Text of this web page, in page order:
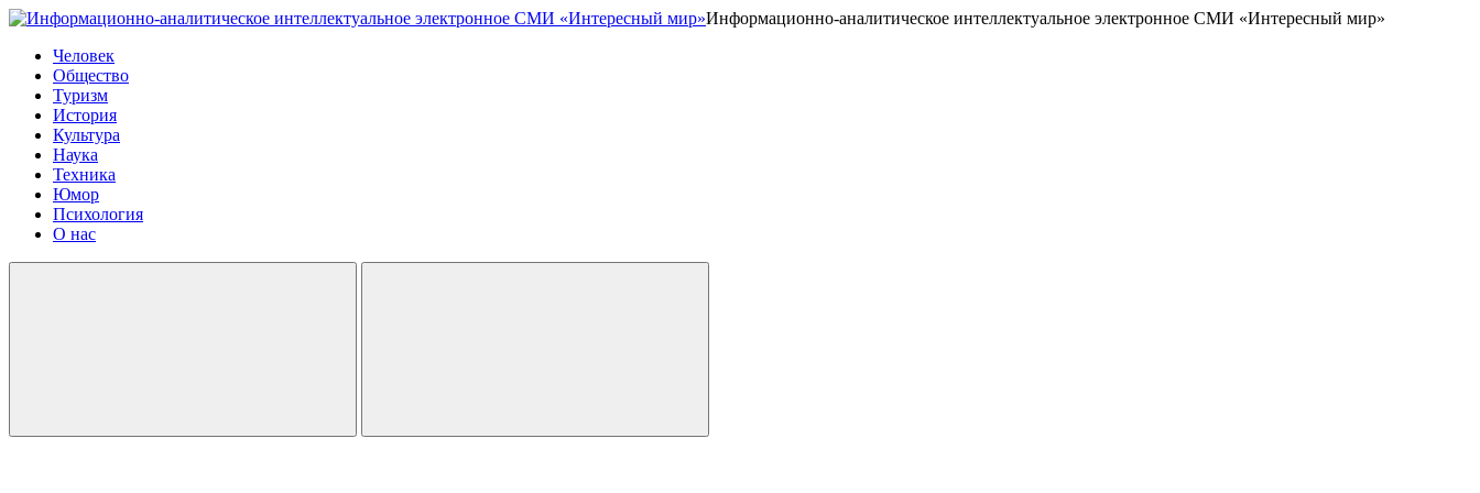
Информационно-аналитическое интеллектуальное электронное СМИ «Интересный мир»
Человек
Общество
Туризм
История
Культура
Наука
Техника
Юмор
Психология
О нас